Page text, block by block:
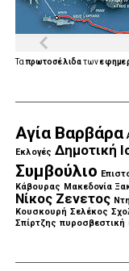
Ταπρωτοσέλιδατων
Αγία Βαρβάρα
Εκλογές Δημοτική
Συμβούλιο
Κάβουρας Μακεδονία
Νίκος Ζενετος
Κουσκουρή Σελέκος
Σπίρτζης πυροσβεστική